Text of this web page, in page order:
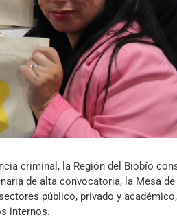
criminal, la Región del Biobío
de alta convocatoria, la Mesa de
público, privado y académico,
internos.